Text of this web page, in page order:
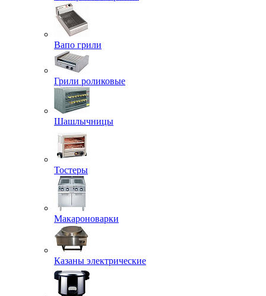
Вапо грили
Грили роликовые
Шашлычницы
Тостеры
Макароноварки
Казаны электрические